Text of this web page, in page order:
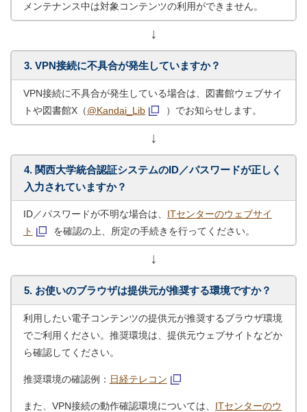
メンテナンス中は対象コンテンツの利用ができません。
↓
3. VPN接続に不具合が発生していますか？
VPN接続に不具合が発生している場合は、図書館ウェブサイ
トや図書館X（@Kandai_Lib ）でお知らせします。
↓
4. 関西大学統合認証システムのID／パスワードが正しく
入力されていますか？
ID／パスワードが不明な場合は、 ITセンターのウェブサイ
ト
を確認の上、所定の手続きを行ってください。
↓
5. お使いのブラウザは提供元が推奨する環境ですか？
利用したい電子コンテンツの提供元が推奨するブラウザ環境
でご利用ください。推奨環境は、提供元ウェブサイトなどか
ら確認してください。
推奨環境の確認例： 日経テレコン
また、VPN接続の動作確認環境については、 ITセンターのウ